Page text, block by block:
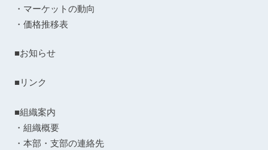
・マーケットの動向
・価格推移表
■お知らせ
■リンク
■組織案内
・組織概要
・本部・支部の連絡先